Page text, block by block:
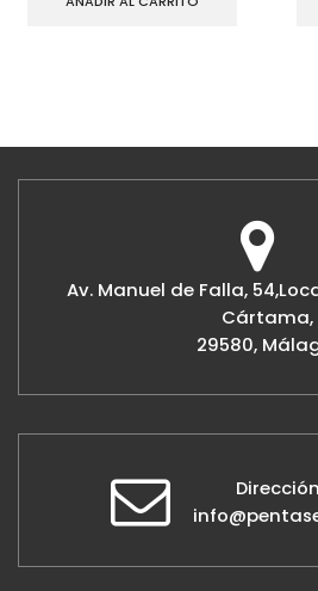
Av. Manuel de Falla,
Cártama,
29580,